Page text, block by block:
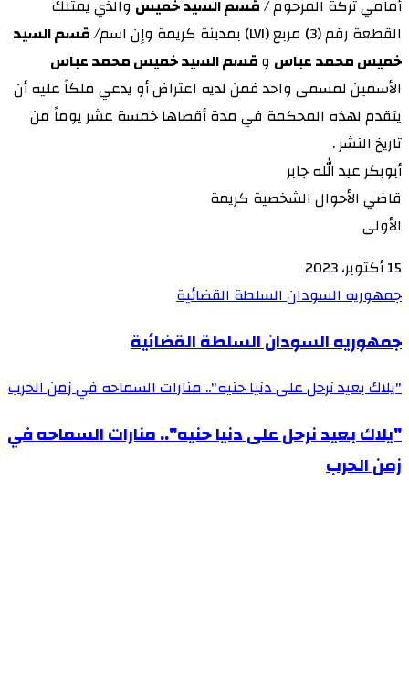
أمامي تركة المرحوم /قسم السيد خميس والذي يمتلك
القطعة رقم (3) مربع (LVI) بمدينة كريمة وإن اسم/
قسم السيد
خميس محمد عباس وقسم السيد خميس محمد عباس
الأسمين لمسمى واحد فمن لديه اعتراض أو يدعي ملكاً عليه أن
يتقدم لهذه المحكمة في مدة أقصاها خمسة عشر يوماً من
تاريخ النشر .
أبوبكر عبد الله جابر
قاضي الأحوال الشخصية كريمة
الأولى
15 أكتوبر، 2023
جمهوريه السودان السلطة القضائية
جمهوريه السودان السلطة القضائية
"يلاك بعيد نرحل على دنيا حنيه".. منارات السماحه في زمن الحرب
"يلاك بعيد نرحل على دنيا حنيه".. منارات السماحه في
زمن الحرب